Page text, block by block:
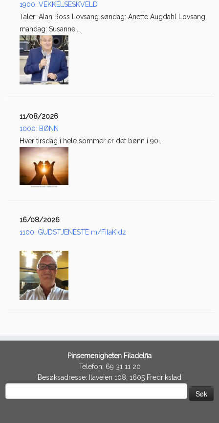
1900: VEKKELSESKVELD
Taler: Alan Ross Lovsang søndag: Anette Augdahl Lovsang
mandag: Susanne...
11/08/2026
1000: BØNN
Hver tirsdag i hele sommer er det bønn i 90...
16/08/2026
1100: GUDSTJENESTE m/FilaKidz
Pinsemenigheten Filadelfia
Telefon: 69 31 11 20
Besøksadresse: Ilaveien 108, 1605 Fredrikstad
etter: